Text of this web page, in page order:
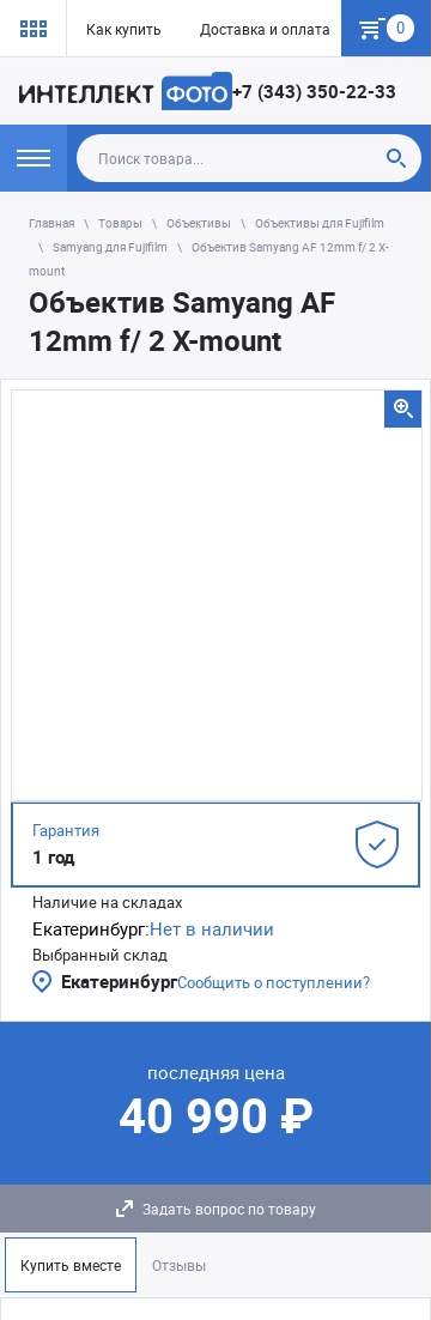
Как купить Доставка и оплата Гарантия
0
+7 (343) 350-22-33
Главная Товары Объективы
Объективы для Fujifilm
Samyang для Fujifilm
Объектив Samyang AF 12mm f/ 2 X-
mount
Объектив Samyang AF
12mm f/ 2 X-mount
Гарантия
1 год
Наличие на складах
Екатеринбург:Нет в наличии
Выбранный склад
ЕкатеринбургСообщить о поступлении?
последняя цена
40 990 ₽
Задать вопрос по товару
Купить вместе Отзывы